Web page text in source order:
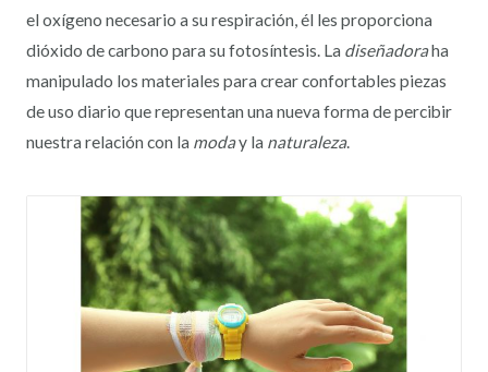
el oxígeno necesario a su respiración, él les proporciona
dióxido de carbono para su fotosíntesis. La diseñadoraha
manipulado los materiales para crear confortables piezas
de uso diario que representan una nueva forma de percibir
nuestra relación con la moday la naturaleza.